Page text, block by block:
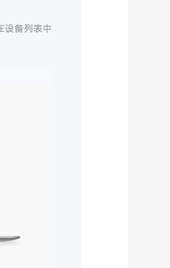
设备列表中